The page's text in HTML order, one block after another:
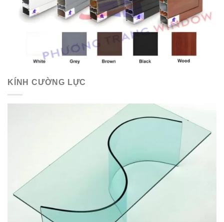
KÍNH CƯỜNG LỰC